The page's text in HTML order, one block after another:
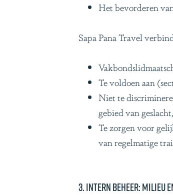
Het bevorderen
Sapa Pana Travel
Te voldoen aan
Niet te
gebied van
Te zorgen voor
van regelmatige
3. Intern beheer: Milieu